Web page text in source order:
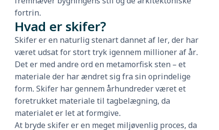
fortrin.
Hvad er skifer?
Skifer er en naturlig stenart dannet af ler, der har
været udsat for stort tryk igennem millioner af år.
Det er med andre ord en metamorfisk sten – et
materiale der har ændret sig fra sin oprindelige
form. Skifer har gennem århundreder været et
foretrukket materiale til tagbelægning, da
materialet er let at formgive.
At bryde skifer er en meget miljøvenlig proces, da